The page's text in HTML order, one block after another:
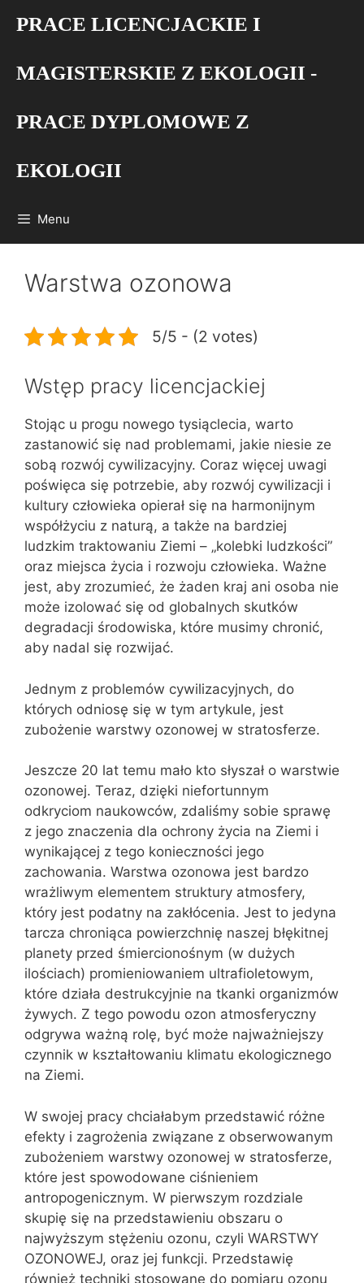
PRACE LICENCJACKIE I
MAGISTERSKIE Z EKOLOGII -
PRACE DYPLOMOWE Z
EKOLOGII
Menu
Warstwa ozonowa
5/5 - (2 votes)
Wstęp pracy licencjackiej
Stojąc u progu nowego tysiąclecia, warto
zastanowić się nad problemami, jakie niesie ze
sobą rozwój cywilizacyjny. Coraz więcej uwagi
poświęca się potrzebie, aby rozwój cywilizacji i
kultury człowieka opierał się na harmonijnym
współżyciu z naturą, a także na bardziej
ludzkim traktowaniu Ziemi – „kolebki ludzkości”
oraz miejsca życia i rozwoju człowieka. Ważne
jest, aby zrozumieć, że żaden kraj ani osoba nie
może izolować się od globalnych skutków
degradacji środowiska, które musimy chronić,
aby nadal się rozwijać.
Jednym z problemów cywilizacyjnych, do
których odniosę się w tym artykule, jest
zubożenie warstwy ozonowej w stratosferze.
Jeszcze 20 lat temu mało kto słyszał o warstwie
ozonowej. Teraz, dzięki niefortunnym
odkryciom naukowców, zdaliśmy sobie sprawę
z jego znaczenia dla ochrony życia na Ziemi i
wynikającej z tego konieczności jego
zachowania. Warstwa ozonowa jest bardzo
wrażliwym elementem struktury atmosfery,
który jest podatny na zakłócenia. Jest to jedyna
tarcza chroniąca powierzchnię naszej błękitnej
planety przed śmiercionośnym (w dużych
ilościach) promieniowaniem ultrafioletowym,
które działa destrukcyjnie na tkanki organizmów
żywych. Z tego powodu ozon atmosferyczny
odgrywa ważną rolę, być może najważniejszy
czynnik w kształtowaniu klimatu ekologicznego
na Ziemi.
W swojej pracy chciałabym przedstawić różne
efekty i zagrożenia związane z obserwowanym
zubożeniem warstwy ozonowej w stratosferze,
które jest spowodowane ciśnieniem
antropogenicznym. W pierwszym rozdziale
skupię się na przedstawieniu obszaru o
najwyższym stężeniu ozonu, czyli WARSTWY
OZONOWEJ, oraz jej funkcji. Przedstawię
również techniki stosowane do pomiaru ozonu